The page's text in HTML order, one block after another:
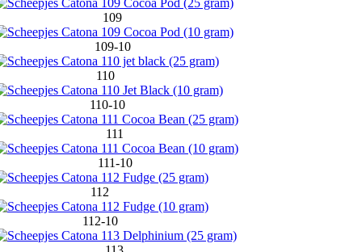
109
109-10
110
110-10
111
111-10
112
112-10